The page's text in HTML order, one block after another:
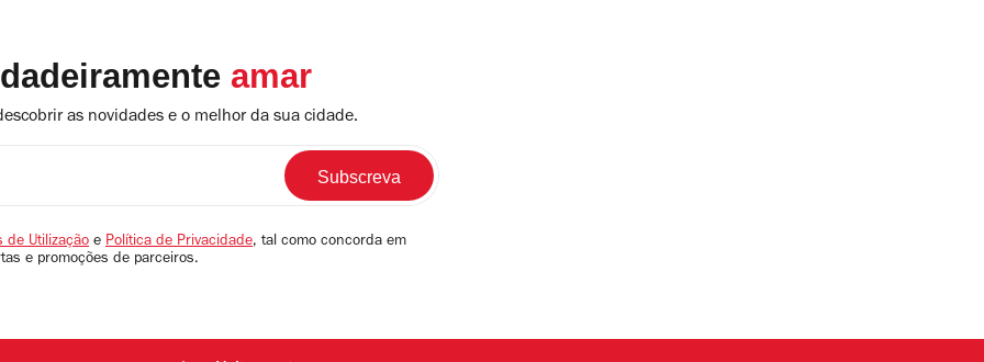
amar
as novidades e o melhor da sua cidade.
de Utilização e Política de Privacidade, tal como concorda em
e promoções de parceiros.